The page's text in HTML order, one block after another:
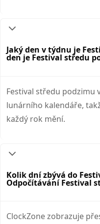
Jaký den v týdnu je
den je Festival středu
Festival středu podzimu
lunárního kalendáře,
každý rok mění.
Kolik dní zbývá do
Odpočítávání Festival
ClockZone zobrazuje